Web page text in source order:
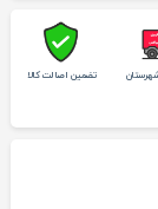
تضمین اصالت کالا